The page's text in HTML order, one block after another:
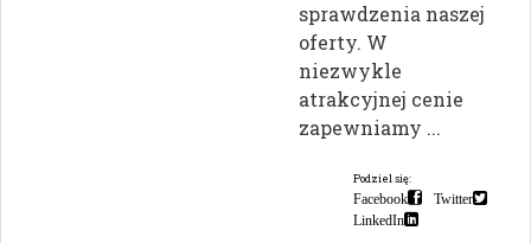
sprawdzenia naszej
oferty. W
niezwykle
atrakcyjnej cenie
zapewniamy ...
Podziel się:
Facebook
Twitter
LinkedIn